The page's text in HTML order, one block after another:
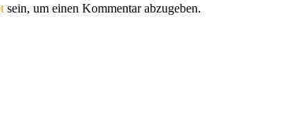
sein, um einen Kommentar abzugeben.